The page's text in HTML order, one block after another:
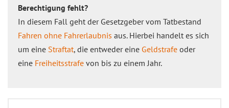
Berechtigung fehlt?
In diesem Fall geht der Gesetzgeber vom Tatbestand
Fahren ohne Fahrerlaubnis aus. Hierbei handelt es sich
um eine Straftat, die entweder eine Geldstrafe oder
eine Freiheitsstrafe von bis zu einem Jahr.